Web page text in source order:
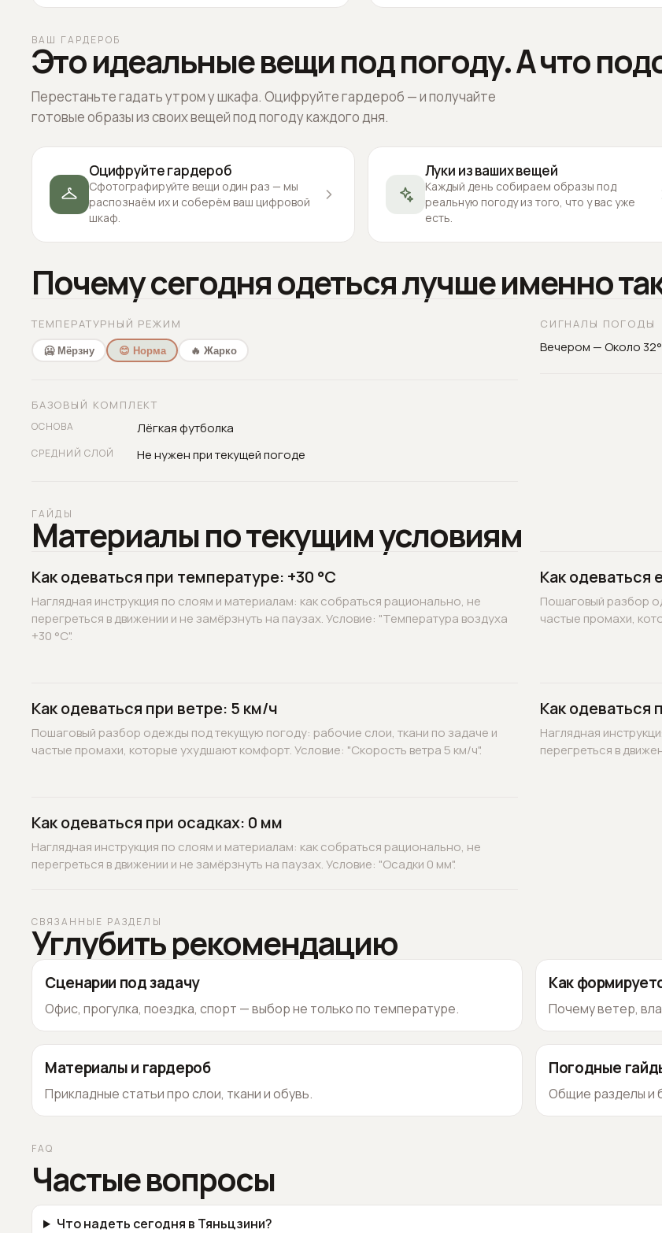
ВАШ ГАРДЕРОБ
Это идеальные вещи под погоду. А что
Перестаньте гадать утром у шкафа. Оцифруйте гардероб — и получайте
готовые образы из своих вещей под погоду каждого дня.
Оцифруйте гардероб
Сфотографируйте вещи один раз — мы
распознаём их и соберём ваш цифровой
шкаф.
Луки из ваших вещей
Каждый день собираем образы под
реальную погоду из того, что у вас уже
есть.
Почему сегодня одеться лучше именно
ТЕМПЕРАТУРНЫЙ РЕЖИМ
🥶 Мёрзну 😊 Норма 🔥 Жарко
БАЗОВЫЙ КОМПЛЕКТ
ОСНОВА Лёгкая футболка
СРЕДНИЙ СЛОЙ Не нужен при текущей погоде
СИГНАЛЫ ПОГОДЫ
Вечером — Около
ГАЙДЫ
Материалы по текущим условиям
Как одеваться при температуре: +30 °C
Наглядная инструкция по слоям и материалам: как собраться рационально, не
перегреться в движении и не замёрзнуть на паузах. Условие: "Температура воздуха
+30 °C".
Как одеваться
Пошаговый разбор
частые промахи,
Как одеваться при ветре: 5 км/ч
Пошаговый разбор одежды под текущую погоду: рабочие слои, ткани по задаче и
частые промахи, которые ухудшают комфорт. Условие: "Скорость ветра 5 км/ч".
Как одеваться
Наглядная
перегреться в
Как одеваться при осадках: 0 мм
Наглядная инструкция по слоям и материалам: как собраться рационально, не
перегреться в движении и не замёрзнуть на паузах. Условие: "Осадки 0 мм".
СВЯЗАННЫЕ РАЗДЕЛЫ
Углубить рекомендацию
Сценарии под задачу
Офис, прогулка, поездка, спорт — выбор не только по температуре.
Как
Почему ветер,
Материалы и гардероб
Прикладные статьи про слои, ткани и обувь.
Погодные
Общие разделы и
FAQ
Частые вопросы
Что надеть сегодня в Тяньцзини?